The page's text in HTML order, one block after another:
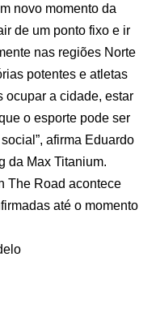
novo momento da
de um ponto fixo e ir
nas regiões Norte
potentes e atletas
ocupar a cidade, estar
o esporte pode ser
afirma Eduardo
da Max Titanium.
The Road acontece
até o momento